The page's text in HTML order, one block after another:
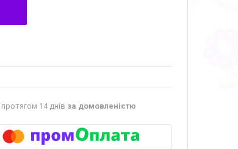
14 днів за домовленістю